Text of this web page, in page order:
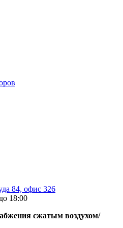
84, офис 326
18:00
сжатым воздухом/